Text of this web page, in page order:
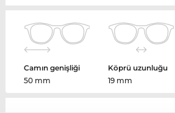
Camın genişliği
50 mm
Köprü uzunluğu
19 mm